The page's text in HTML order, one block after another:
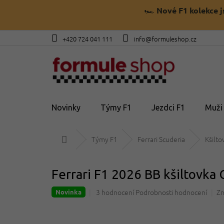
🏎️ Nové F1 kolekce
+420 724 041 111 info@formuleshop.cz
Novinky Týmy F1 Jezdci F1 Muži
Týmy F1 Ferrari Scuderia
Ferrari F1 2026 BB kšiltovka
Novinka
Průměrné
3 hodnocení Podrobnosti hodnocení